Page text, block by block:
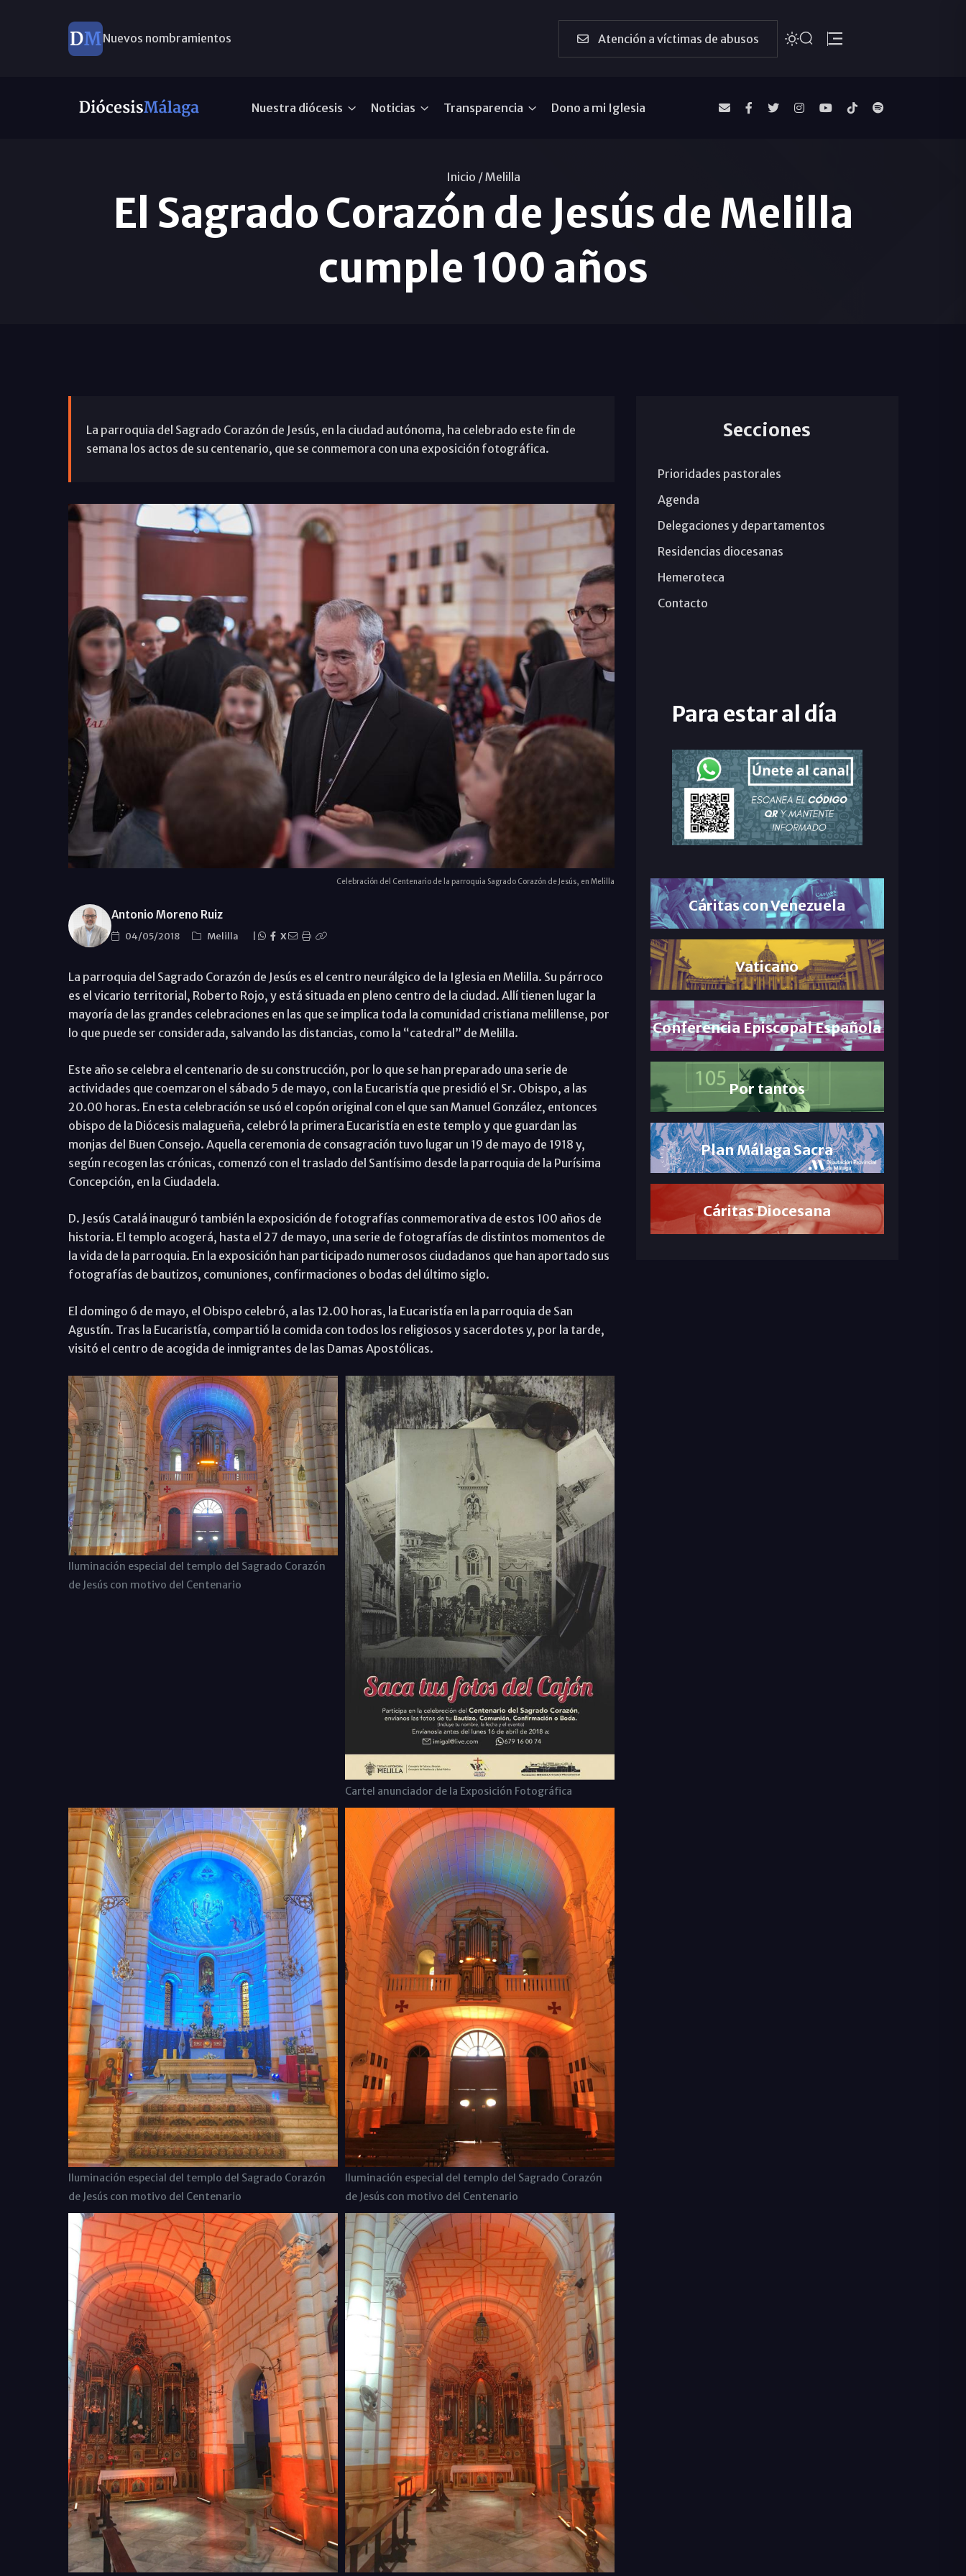
Este domingo, Campaña Pro Templos Atención a víctimas de abusos
Nuestra diócesis Noticias Transparencia Dono a mi Iglesia
Inicio /Melilla
El Sagrado Corazón de Jesús de Melilla
cumple 100 años
La parroquia del Sagrado Corazón de Jesús, en la ciudad autónoma, ha celebrado este fin de
semana los actos de su centenario, que se conmemora con una exposición fotográfica.
Celebración del Centenario de la parroquia Sagrado Corazón de Jesús, en Melilla
Antonio Moreno Ruiz
04/05/2018 Melilla X
La parroquia del Sagrado Corazón de Jesús es el centro neurálgico de la Iglesia en Melilla. Su párroco
es el vicario territorial, Roberto Rojo, y está situada en pleno centro de la ciudad. Allí tienen lugar la
mayoría de las grandes celebraciones en las que se implica toda la comunidad cristiana melillense, por
lo que puede ser considerada, salvando las distancias, como la “catedral” de Melilla.
Este año se celebra el centenario de su construcción, por lo que se han preparado una serie de
actividades que coemzaron el sábado 5 de mayo, con la Eucaristía que presidió el Sr. Obispo, a las
20.00 horas. En esta celebración se usó el copón original con el que san Manuel González, entonces
obispo de la Diócesis malagueña, celebró la primera Eucaristía en este templo y que guardan las
monjas del Buen Consejo. Aquella ceremonia de consagración tuvo lugar un 19 de mayo de 1918 y,
según recogen las crónicas, comenzó con el traslado del Santísimo desde la parroquia de la Purísima
Concepción, en la Ciudadela.
D. Jesús Catalá inauguró también la exposición de fotografías conmemorativa de estos 100 años de
historia. El templo acogerá, hasta el 27 de mayo, una serie de fotografías de distintos momentos de
la vida de la parroquia. En la exposición han participado numerosos ciudadanos que han aportado sus
fotografías de bautizos, comuniones, confirmaciones o bodas del último siglo.
El domingo 6 de mayo, el Obispo celebró, a las 12.00 horas, la Eucaristía en la parroquia de San
Agustín. Tras la Eucaristía, compartió la comida con todos los religiosos y sacerdotes y, por la tarde,
visitó el centro de acogida de inmigrantes de las Damas Apostólicas.
Iluminación especial del templo del Sagrado Corazón
de Jesús con motivo del Centenario
Cartel anunciador de la Exposición Fotográfica
Iluminación especial del templo del Sagrado Corazón
de Jesús con motivo del Centenario
Iluminación especial del templo del Sagrado Corazón
de Jesús con motivo del Centenario
Secciones
Prioridades pastorales
Agenda
Delegaciones y departamentos
Residencias diocesanas
Hemeroteca
Contacto
Para estar al día
Cáritas con Venezuela
Vaticano
Conferencia Episcopal Española
Por tantos
Plan Málaga Sacra
Cáritas Diocesana